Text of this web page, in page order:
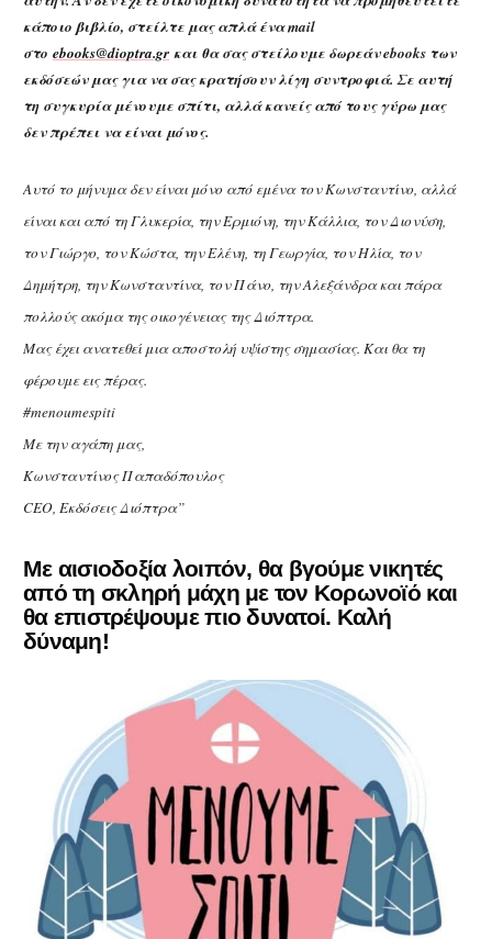
κάποιο βιβλίο, στείλτε μας απλά ένα mail
στο ebooks@dioptra.gr και θα σας στείλουμε δωρεάν ebooks των
εκδόσεών μας για να σας κρατήσουν λίγη συντροφιά. Σε αυτή
τη συγκυρία μένουμε σπίτι, αλλά κανείς από τους γύρω μας
δεν πρέπει να είναι μόνος.
Αυτό το μήνυμα δεν είναι μόνο από εμένα τον Κωνσταντίνο, αλλά
είναι και από τη Γλυκερία, την Ερμιόνη, την Κάλλια, τον Διονύση,
τον Γιώργο, τον Κώστα, την Ελένη, τη Γεωργία, τον Ηλία, τον
Δημήτρη, την Κωνσταντίνα, τον Πάνο, την Αλεξάνδρα και πάρα
πολλούς ακόμα της οικογένειας της Διόπτρα.
Μας έχει ανατεθεί μια αποστολή υψίστης σημασίας. Και θα τη
φέρουμε εις πέρας.
#menoumespiti
Με την αγάπη μας,
Κωνσταντίνος Παπαδόπουλος
CEO, Εκδόσεις Διόπτρα”
Με αισιοδοξία λοιπόν, θα βγούμε νικητές
από τη σκληρή μάχη με τον Κορωνοϊό και
θα επιστρέψουμε πιο δυνατοί. Καλή
δύναμη!